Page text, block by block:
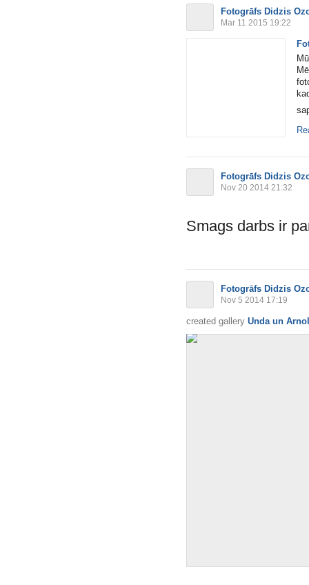
Fotogrāfs Didzis
Mar 11 2015 19:22
Fotogrāfs Didzis
Nov 20 2014 21:32
Smags darbs ir
Fotogrāfs Didzis
Nov 5 2014 17:19
created gallery Unda un